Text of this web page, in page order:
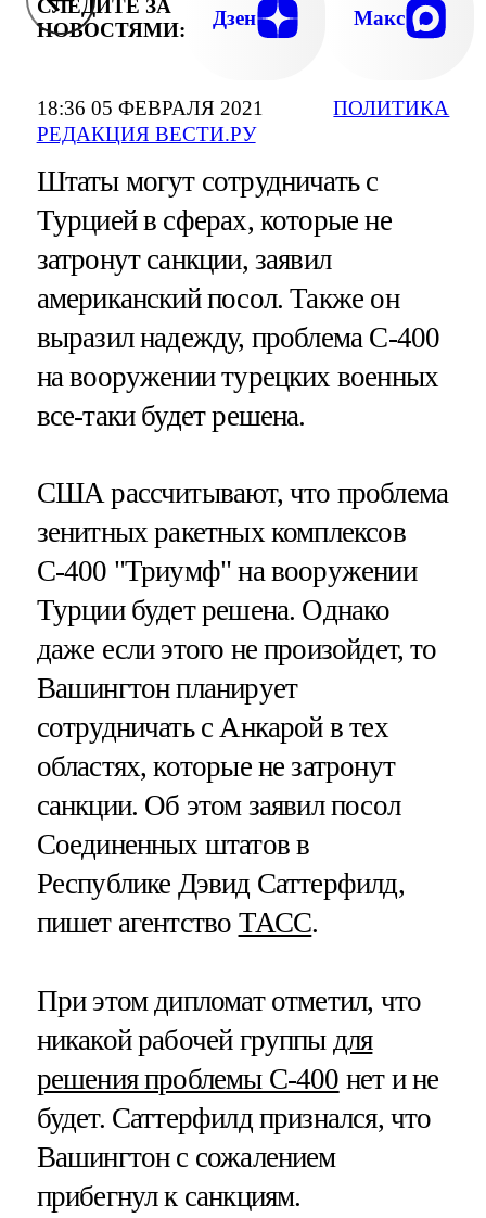
18:36 05 ФЕВРАЛЯ 2021
РЕДАКЦИЯ ВЕСТИ.РУ
ПОЛИТИКА
СЛЕДИТЕ ЗА
НОВОСТЯМИ:
Дзен Макс
Штаты могут сотрудничать с
Турцией в сферах, которые не
затронут санкции, заявил
американский посол. Также он
выразил надежду, проблема С-400
на вооружении турецких военных
все-таки будет решена.
США рассчитывают, что проблема
зенитных ракетных комплексов
С-400 "Триумф" на вооружении
Турции будет решена. Однако
даже если этого не произойдет, то
Вашингтон планирует
сотрудничать с Анкарой в тех
областях, которые не затронут
санкции. Об этом заявил посол
Соединенных штатов в
Республике Дэвид Саттерфилд,
пишет агентство ТАСС.
При этом дипломат отметил, что
никакой рабочей группы для
решения проблемы С-400 нет и не
будет. Саттерфилд признался, что
Вашингтон с сожалением
прибегнул к санкциям.